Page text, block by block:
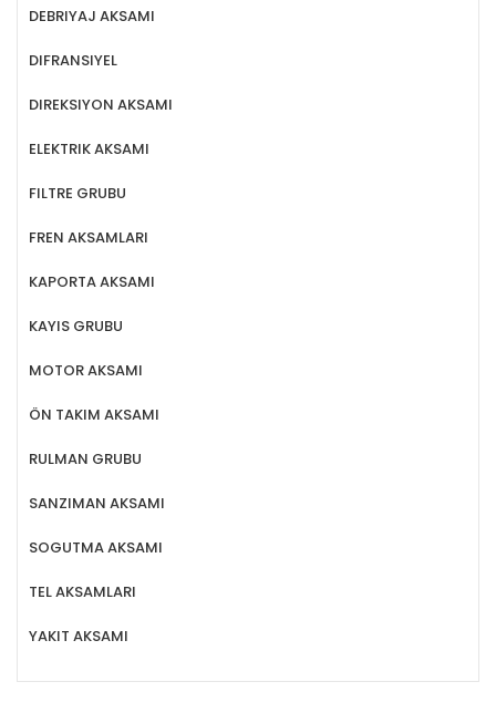
DEBRIYAJ AKSAMI
DIFRANSIYEL
DIREKSIYON AKSAMI
ELEKTRIK AKSAMI
FILTRE GRUBU
FREN AKSAMLARI
KAPORTA AKSAMI
KAYIS GRUBU
MOTOR AKSAMI
ÖN TAKIM AKSAMI
RULMAN GRUBU
SANZIMAN AKSAMI
SOGUTMA AKSAMI
TEL AKSAMLARI
YAKIT AKSAMI